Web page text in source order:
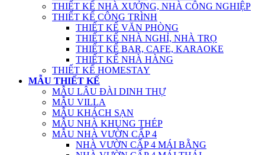
THIẾT KẾ NHÀ XƯỞNG, NHÀ CÔNG NGHIỆP
THIẾT KẾ CÔNG TRÌNH
THIẾT KẾ VĂN PHÒNG
THIẾT KẾ NHÀ NGHỈ, NHÀ TRỌ
THIẾT KẾ BAR, CAFE, KARAOKE
THIẾT KẾ NHÀ HÀNG
THIẾT KẾ HOMESTAY
MẪU THIẾT KẾ
MẪU LÂU ĐÀI DINH THỰ
MẪU VILLA
MẪU KHÁCH SẠN
MẪU NHÀ KHUNG THÉP
MẪU NHÀ VƯỜN CẤP 4
NHÀ VƯỜN CẤP 4 MÁI BẰNG